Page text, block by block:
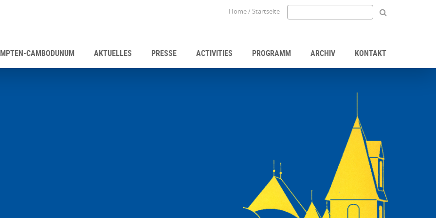
Home / Startseite
CAMBODUNUM AKTUELLES PRESSE ACTIVITIES PROGRAMM ARCHIV KONTAKT